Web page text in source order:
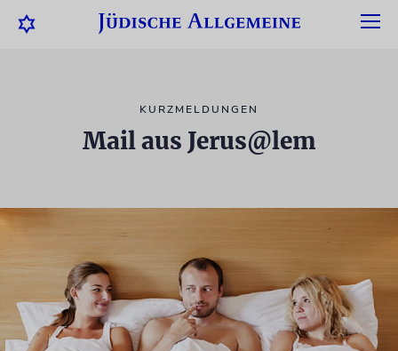
KURZMELDUNGEN
Mail aus Jerus@lem